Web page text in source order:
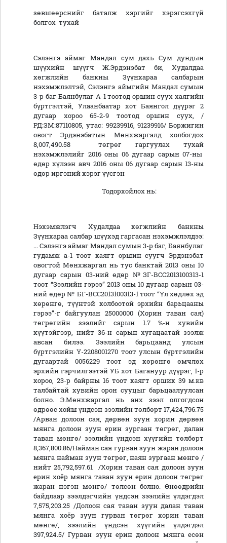
зөвшөөрснийг баталж хэргийг хэрэгсэхгүй
болгох тухай
Сэлэнгэ аймаг Мандал сум дахь Сум дундын
шүүхийн шүүгч Ж.Эрдэнэбат би, Худалдаа
хөгжлийн банкны Зүүнхараа салбарын
нэхэмжлэлтэй, Сэлэнгэ аймгийн Мандал сумын
3-р баг Баянбулаг А-1 тоотод оршин суух хаягийн
бүртгэлтэй, Улаанбаатар хот Баянгол дүүрэг 2
дугаар хороо 65-2-9 тоотод оршин суух, /
РД:ЗМ:87110805, утас: 99239916, 91239916/ Боржигин
овогт Эрдэнэбатын Мөнхжаргалд холбогдох
8,007,490.58 төгрөг гаргуулах тухай
нэхэмжлэлийг 2016 оны 06 дугаар сарын 07-ны
өдөр хүлээн авч 2016 оны 06 дугаар сарын 13-ны
өдөр иргэний хэрэг үүсгэн
Тодорхойлох нь:
Нэхэмжлэгч Худалдаа хөгжлийн банкны
Зүүнхараа салбар шүүхэд гаргасан нэхэмжлэлдээ:
... Сэлэнгэ аймаг Мандал сумын 3-р баг, Баянбулаг
гудамж а-1 тоот хаягт оршин суугч Эрдэнэбат
овогтой Мөнхжаргал нь тус банктай 2013 оны 10
дугаар сарын 03-ний өдөр №ЗГ-ВСС2013100313-1
тоот “Зээлийн гэрээ” 2013 оны 10 дугаар сарын 03-
ний өдөр № БГ-ВСС2013100313-1 тоот “Үл хөдлөх эд
хөрөнгө, түүнтэй холбоотой эрхийн барьцааны
гэрээ”-г байгуулан 25000000 (Хорин таван сая)
төгрөгийн зээлийг сарын 1.7 %-н хувийн
хүүтэйгээр, нийт 36-н сарын хугацаатай зээлж
авсан билээ. Зээлийн барьцаанд улсын
бүртгэлийн Y-2208001270 тоот улсын бүртгэлийн
дугаартай 0056229 тоот эд хөрөнгө өмчлөх
эрхийн гэрчилгээтэй УБ хот Багануур дүүрэг, 1-р
хороо, 23-р байрны 16 тоот хаягт орших 39 м.кв
талбайтай хувийн орон сууцыг барьцаалуулсан
болно. Э.Мөнхжаргал нь анх зээл олгогдсон
өдрөөс хойш үндсэн зээлийн төлбөрт 17,424,796.75
/Арван долоон сая, дөрвөн зуун хорин дөрвөн
мянга долоон зуун ерин зургаан төгрөг, далан
таван мөнгө/ зээлийн үндсэн хүүгийн төлбөрт
8,367,800.86/Найман сая гурван зуун жаран долоон
мянга найман зуун төгрөг, наян зургаан мөнгө /
нийт 25,792,597.61 /Хорин таван сая долоон зуун
ерин хоёр мянга таван зуун ерин долоон төгрөг
жаран нэгэн мөнгө/ төлсөн болно. Өнөөдрийн
байдлаар зээлдэгчийн үндсэн зээлийн үлдэгдэл
7,575,203.25 /Долоон сая таван зуун далан таван
мянга хоёр зуун гурван төгрөг хорин таван
мөнгө/, зээлийн үндсэн хүүгийн үлдэгдэл
397,924.5/ Гурван зуун ерин долоон мянга есөн